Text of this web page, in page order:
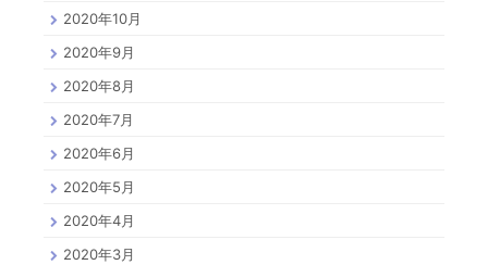
2020年10月
2020年9月
2020年8月
2020年7月
2020年6月
2020年5月
2020年4月
2020年3月